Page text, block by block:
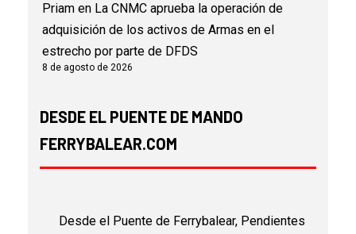
Priam en La CNMC aprueba la operación de
adquisición de los activos de Armas en el
estrecho por parte de DFDS
8 de agosto de 2026
DESDE EL PUENTE DE MANDO
FERRYBALEAR.COM
Desde el Puente de Ferrybalear, Pendientes